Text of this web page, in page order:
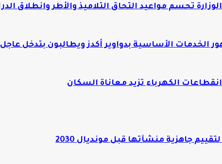
الخدمات الأساسية بدواوير أكدز ويطالبون بتدخل عاجل
جاهزية منشآتها قبل مونديال 2030